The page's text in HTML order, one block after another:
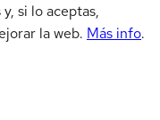
si lo aceptas,
la web. Más info.